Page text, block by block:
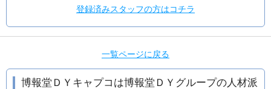
登録済みスタッフの方はコチラ
一覧ページに戻る
博報堂ＤＹキャプコは博報堂ＤＹグループの人材派